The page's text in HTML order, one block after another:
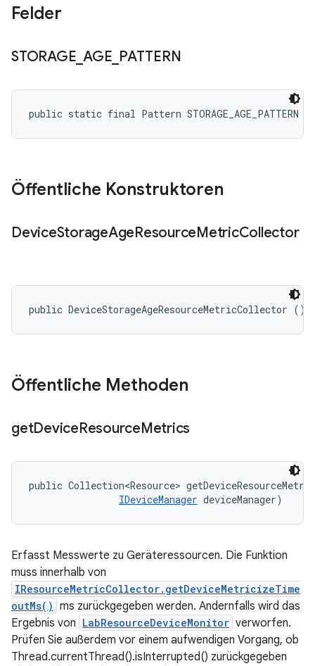
Felder
STORAGE AGE PATTERN
public static final Pattern STORAGE_AGE_PATTERN
Öffentliche Konstruktoren
DeviceStorageAgeResourceMetricCollector
public DeviceStorageAgeResourceMetricCollector ()
Öffentliche Methoden
getDeviceResourceMetrics
public Collection<Resource>
IDeviceManager deviceManager)
Erfasst Messwerte zu Geräteressourcen. Die Funktion
muss innerhalb von
IResourceMetricCollector.getDeviceMetricizeTime
outMs() ms zurückgegeben werden. Andernfalls wird das
Ergebnis von LabResourceDeviceMonitor verworfen.
Prüfen Sie außerdem vor einem aufwendigen Vorgang, ob
Thread.currentThread().isInterrupted() zurückgegeben